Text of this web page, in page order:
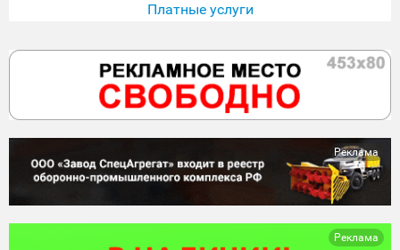
Платные услуги
Реклама
Реклама